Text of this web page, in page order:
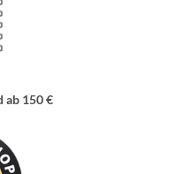
ab 150 €